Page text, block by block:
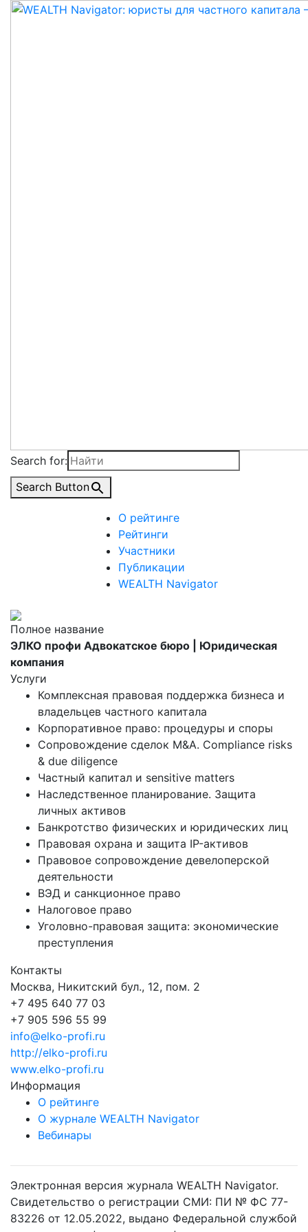
Search for:
Search Button
О рейтинге
Рейтинги
Участники
Публикации
WEALTH Navigator
Полное название
ЭЛКО профи Адвокатское бюро | Юридическая
компания
Услуги
Комплексная правовая поддержка бизнеса и
владельцев частного капитала
Корпоративное право: процедуры и споры
Сопровождение сделок M&A. Compliance risks
& due diligence
Частный капитал и sensitive matters
Наследственное планирование. Защита
личных активов
Банкротство физических и юридических лиц
Правовая охрана и защита IP-активов
Правовое сопровождение девелоперской
деятельности
ВЭД и санкционное право
Налоговое право
Уголовно-правовая защита: экономические
преступления
Контакты
Москва, Никитский бул., 12, пом. 2
+7 495 640 77 03
+7 905 596 55 99
info@elko-profi.ru
http://elko-profi.ru
www.elko-profi.ru
Информация
О рейтинге
О журнале WEALTH Navigator
Вебинары
Электронная версия журнала WEALTH Navigator.
Свидетельство о регистрации СМИ: ПИ № ФС 77-
83226 от 12.05.2022, выдано Федеральной службой